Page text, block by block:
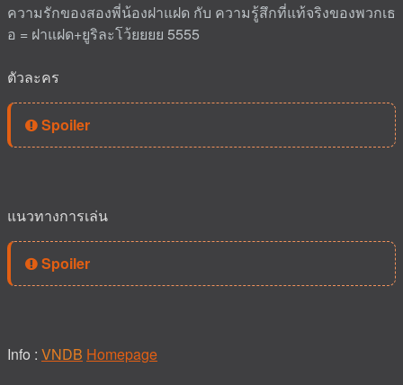
ความรักของสองพี่น้องฝาแฝด กับ ความรู้สึกที่แท้จริงของพวกเธ
อ = ฝาแฝด+ยูริละโว้ยยยย 5555
ตัวละคร
Spoiler
แนวทางการเล่น
Spoiler
Info : VNDB Homepage